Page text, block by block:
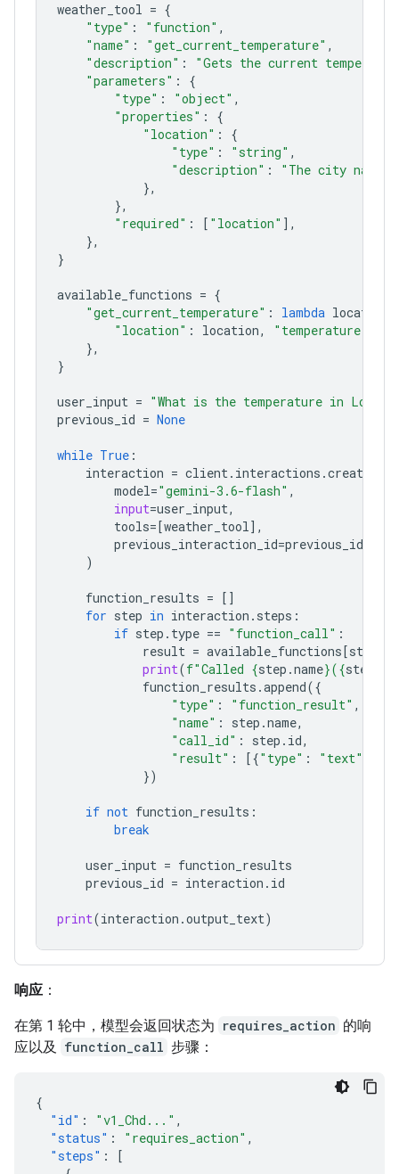
weather_tool = {
"type" : "function" ,
"name" : "get_current_temperature" ,
"description" :
"Gets the current
"parameters" :
{
"type" : "object" ,
"properties" :
{
"location" :
{
"type" : "string" ,
"description" :
"The city name,
},
},
"required" : [ "location" ],
},
}
available_functions = {
"get_current_temperature" : lambda location
"location" : location, "temperature"
},
}
user_input = "What is the temperature in
previous_id = None
while True :
interaction = client. interactions .create
model="gemini-3.6-flash" ,
input=user_input,
tools=[weather_tool],
previous_interaction_id=previous_id
)
function_results = []
for step in interaction . steps :
if step . type == "function_call" :
result = available_functions[step
print(f"Called {step .name}({step
function_results .append({
"type" : "function_result" ,
"name" : step .name,
"call_id" : step . id,
"result" : [{"type" : "text"
})
if not function_results :
break
user_input = function_results
previous_id = interaction . id
print(interaction .output_text)
响应 ：
在第 1 轮中，模型会返回状态为 requires_action 的响
应以及
function_call 步骤：
{
"id" : "v1_Chd..." ,
"status" : "requires_action" ,
"steps" :
[